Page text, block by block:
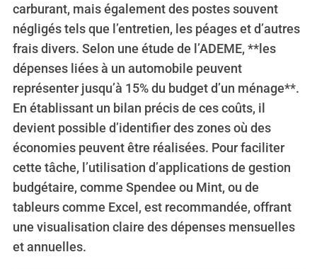
carburant, mais également des postes souvent
négligés tels que l’entretien, les péages et d’autres
frais divers. Selon une étude de l’ADEME, **les
dépenses liées à un automobile peuvent
représenter jusqu’à 15% du budget d’un ménage**.
En établissant un bilan précis de ces coûts, il
devient possible d’identifier des zones où des
économies peuvent être réalisées. Pour faciliter
cette tâche, l’utilisation d’applications de gestion
budgétaire, comme Spendee ou Mint, ou de
tableurs comme Excel, est recommandée, offrant
une visualisation claire des dépenses mensuelles
et annuelles.